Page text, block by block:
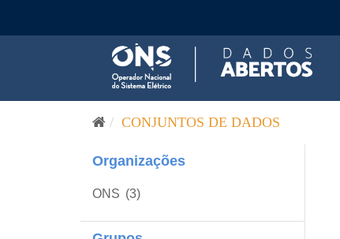
CONJUNTOS DE DADOS
Organizações
ONS (3)